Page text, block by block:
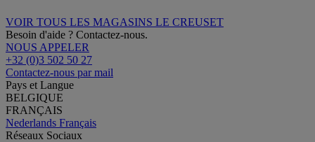
VOIR TOUS LES MAGASINS LE CREUSET
Besoin d'aide ? Contactez-nous.
NOUS APPELER
+32 (0)3 502 50 27
Contactez-nous par mail
Pays et Langue
BELGIQUE
FRANÇAIS
Nederlands Français
Réseaux Sociaux